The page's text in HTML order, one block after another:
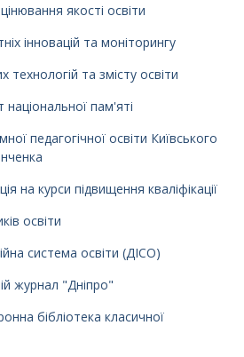
якості освіти
інновацій та моніторингу
технологій та змісту освіти
національної пам'яті
педагогічної освіти Київського
на курси підвищення кваліфікації
освіти
система освіти (ДІСО)
журнал "Дніпро"
бібліотека класичної